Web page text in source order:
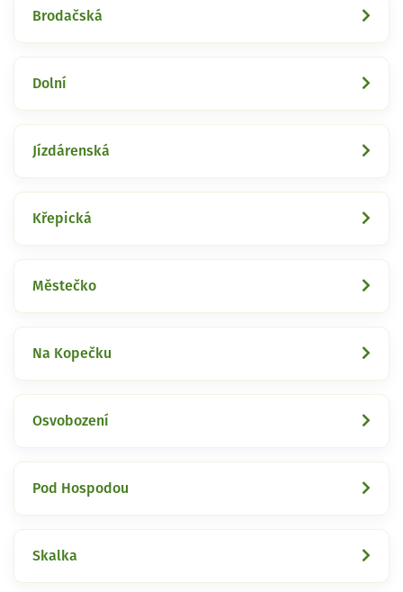
Brodačská
Dolní
Jízdárenská
Křepická
Městečko
Na Kopečku
Osvobození
Pod Hospodou
Skalka